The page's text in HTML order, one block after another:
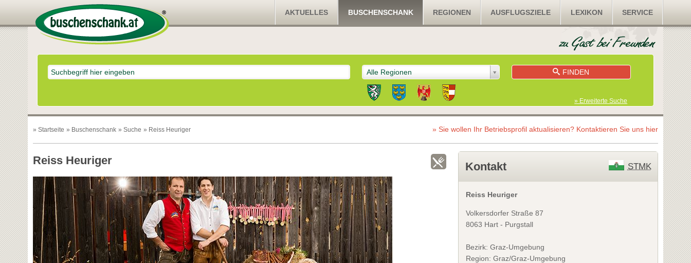
AKTUELLES BUSCHENSCHANK REGIONEN AUSFLUGSZIELE LEXIKON SERVICE
Alle Regionen FINDEN
» Erweiterte Suche
» Startseite » Buschenschank » Suche » Reiss Heuriger
Reiss Heuriger
» Sie wollen Ihr Betriebsprofil aktualisieren? Kontaktieren Sie uns hier
Kontakt STMK
Reiss Heuriger
Volkersdorfer Straße 87
8063 Hart - Purgstall
Bezirk: Graz-Umgebung
Region: Graz/Graz-Umgebung